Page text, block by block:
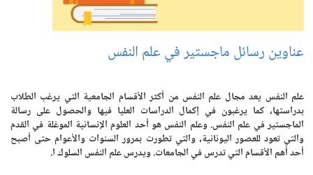
عناوين رسائل ماجستير في علم النفس
علم النفس يعد مجال علم النفس من أكثر الأقسام الجامعية التي يرغب الطلاب
بدراستها، كما يرغبون في إكمال الدراسات العليا فيها والحصول على رسالة
الماجستير في علم النفس. وعلم النفس هو أحد العلوم الإنسانية الموغلة في القدم
والتي تعود للعصور اليونانية، والتي تطورت بمرور السنوات والأعوام حتى أصبح
أحد أهم الأقسام التي تدرس في الجامعات. ويدرس علم النفس السلوك ا.